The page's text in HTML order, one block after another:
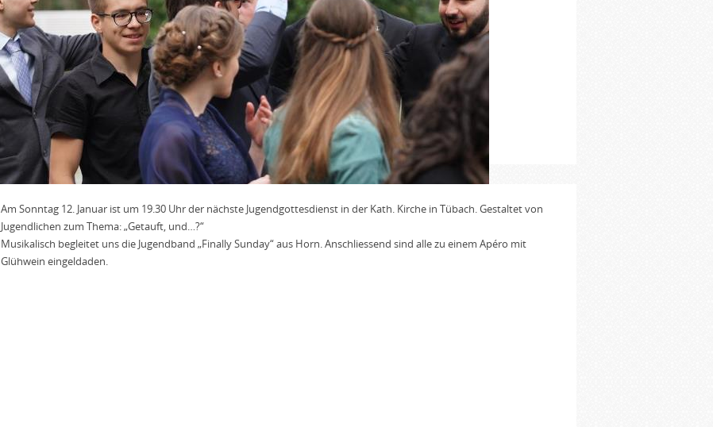
Am Sonntag 12. Januar ist um 19.30 Uhr der nächste Jugendgottesdienst in der Kath. Kirche in Tübach. Gestaltet von
Jugendlichen zum Thema: „Getauft, und…?“
Musikalisch begleitet uns die Jugendband „Finally Sunday“ aus Horn. Anschliessend sind alle zu einem Apéro mit
Glühwein eingeldaden.